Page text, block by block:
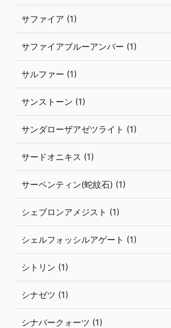
サファイア (1)
サファイアブルーアンバー (1)
サルファー (1)
サンストーン (1)
サンダローザアゼツライト (1)
サードオニキス (1)
サーペンティン(蛇紋石) (1)
シェブロンアメジスト (1)
シェルフォッシルアゲート (1)
シトリン (1)
シナゼツ (1)
シナバークォーツ (1)